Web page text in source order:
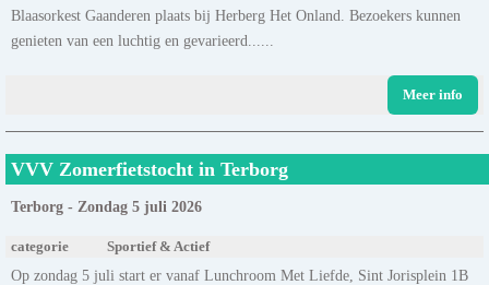
Blaasorkest Gaanderen plaats bij Herberg Het Onland. Bezoekers kunnen
genieten van een luchtig en gevarieerd......
Meer info
VVV Zomerfietstocht in Terborg
Terborg - Zondag 5 juli 2026
categorie Sportief & Actief
Op zondag 5 juli start er vanaf Lunchroom Met Liefde, Sint Jorisplein 1B